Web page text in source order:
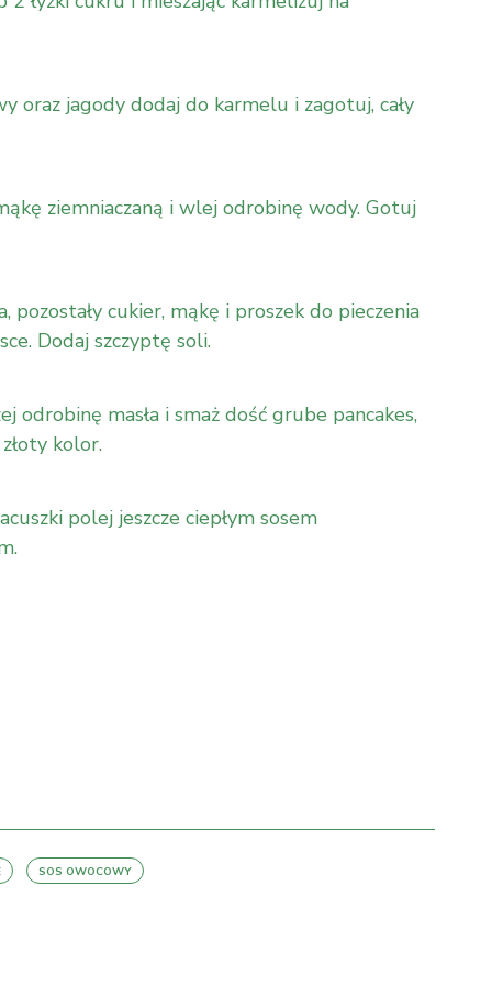
oraz jagody dodaj do karmelu i zagotuj, cały
ziemniaczaną i wlej odrobinę wody. Gotuj
pozostały cukier, mąkę i proszek do pieczenia
Dodaj szczyptę soli.
odrobinę masła i smaż dość grube pancakes,
kolor.
polej jeszcze ciepłym sosem
SOS OWOCOWY